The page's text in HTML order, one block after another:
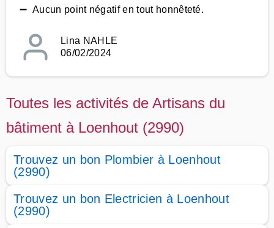
➖ Aucun point négatif en tout honnêteté.
Lina NAHLE
06/02/2024
Toutes les activités de Artisans du
bâtiment à Loenhout (2990)
Trouvez un bon Plombier à Loenhout
(2990)
Trouvez un bon Electricien à Loenhout
(2990)